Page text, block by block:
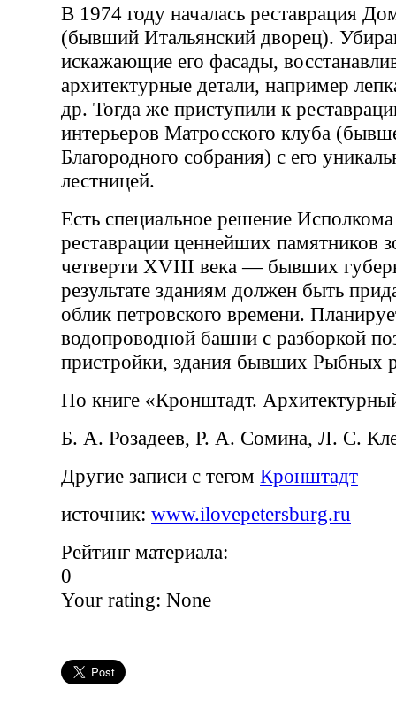
В 1974 году началась реставрация
(бывший Итальянский дворец).
искажающие его фасады,
архитектурные детали, например
др. Тогда же приступили к
интерьеров Матросского клуба
Благородного собрания) с его
лестницей.
Есть специальное решение
реставрации ценнейших памятников
четверти XVIII века — бывших
результате зданиям должен быть
облик петровского времени.
водопроводной башни с разборкой
пристройки, здания бывших Рыбных
По книге «Кронштадт.
Б. А. Розадеев, Р. А. Сомина, Л. С.
Другие записи с тегом Кронштадт
источник: www.ilovepetersburg.ru
Рейтинг материала:
0
Your rating: None